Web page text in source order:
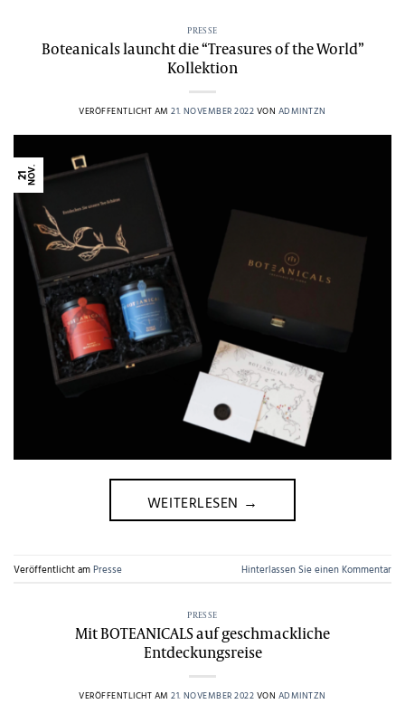
PRESSE
Boteanicals launcht die “Treasures of the World”
Kollektion
VERÖFFENTLICHT AM21. NOVEMBER 2022 VON ADMINTZN
21NOV.
WEITERLESEN →
Veröffentlicht amPresse Hinterlassen Sie einen Kommentar
PRESSE
Mit BOTEANICALS auf geschmackliche
Entdeckungsreise
VERÖFFENTLICHT AM21. NOVEMBER 2022 VON ADMINTZN